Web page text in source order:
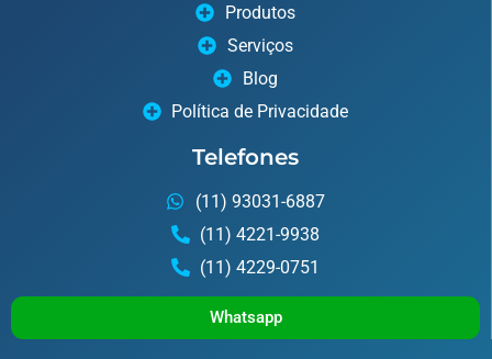
Produtos
Serviços
Blog
Política de Privacidade
Telefones
(11) 93031-6887
(11) 4221-9938
(11) 4229-0751
Whatsapp